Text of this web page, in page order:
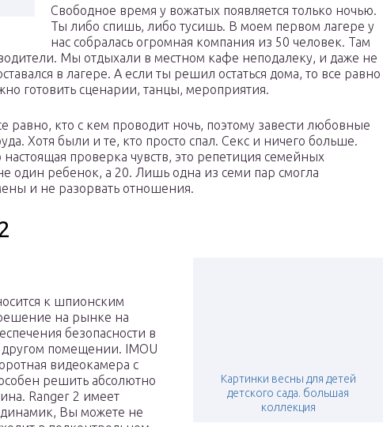
Свободное время у вожатых появляется только ночью.
Ты либо спишь, либо тусишь. В моем первом лагере у
нас собралась огромная компания из 50 человек. Там
Мы отдыхали в местном кафе неподалеку, и даже не
в лагере. А если ты решил остаться дома, то все равно
готовить сценарии, танцы, мероприятия.
равно, кто с кем проводит ночь, поэтому завести любовные
Хотя были и те, кто просто спал. Секс и ничего больше.
проверка чувств, это репетиция семейных
один ребенок, а 20. Лишь одна из семи пар смогла
и не разорвать отношения.
Картинки весны для детей
детского сада. большая
коллекция
к шпионским
на рынке на
безопасности в
помещении. IMOU
видеокамера с
решить абсолютно
Ranger 2 имеет
Вы можете не